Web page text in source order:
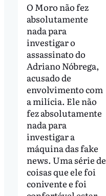
O Moro não fez
absolutamente
nada para
investigar o
assassinato do
Adriano Nóbrega,
acusado de
envolvimento com
a milícia. Ele não
fez absolutamente
nada para
investigar a
máquina das fake
news. Uma série de
coisas que ele foi
conivente e foi